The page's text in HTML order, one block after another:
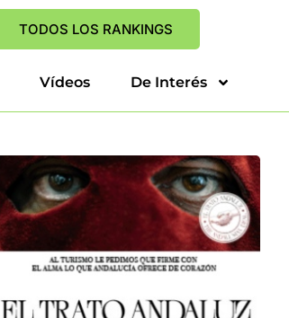
TODOS LOS RANKINGS
Vídeos De Interés